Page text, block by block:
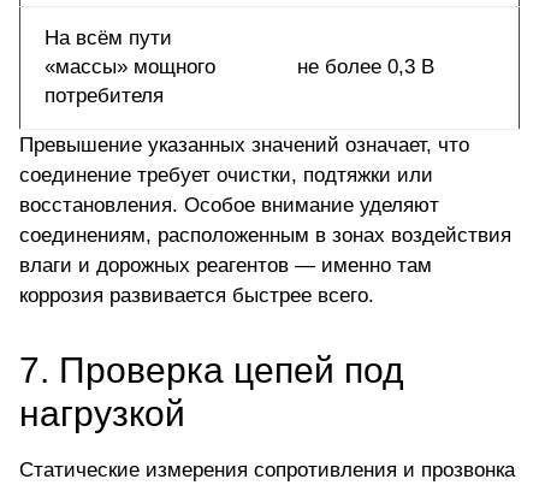
На всём пути
«массы» мощного
потребителя
не более 0,3 В
Превышение указанных значений означает, что
соединение требует очистки, подтяжки или
восстановления. Особое внимание уделяют
соединениям, расположенным в зонах воздействия
влаги и дорожных реагентов — именно там
коррозия развивается быстрее всего.
7. Проверка цепей под
нагрузкой
Статические измерения сопротивления и прозвонка